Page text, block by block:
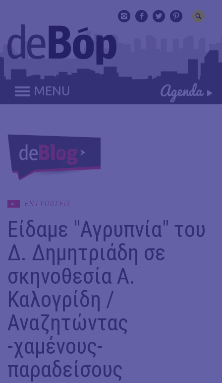
MENU
ΕΝΤΥΠΩΣΕΙΣ
Είδαμε "Αγρυπνία" του
Δ. Δημητριάδη σε
σκηνοθεσία Α.
Καλογρίδη /
Αναζητώντας
-χαμένους-
παραδείσους